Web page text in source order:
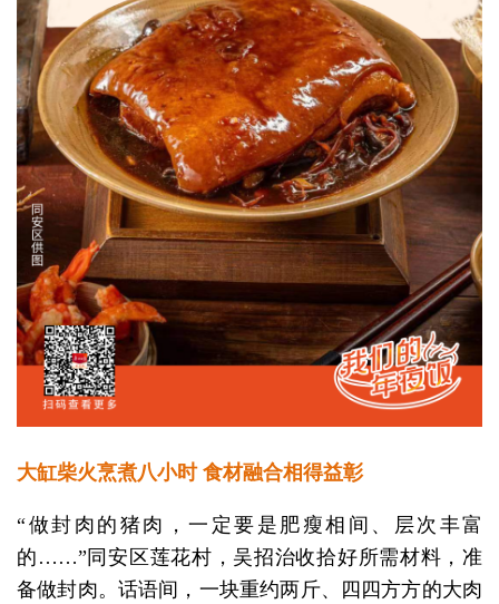
大缸柴火烹煮八小时 食材融合相得益彰
“做封肉的猪肉，一定要是肥瘦相间、层次丰富
的……”同安区莲花村，吴招治收拾好所需材料，准
备做封肉。话语间，一块重约两斤、四四方方的大肉